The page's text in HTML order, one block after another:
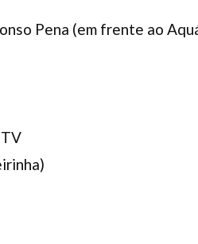
Pena (em frente ao